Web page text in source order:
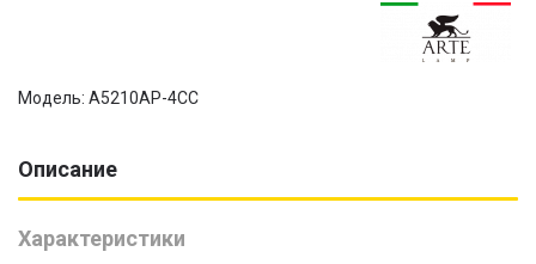
Модель: A5210AP-4CC
Описание
Характеристики